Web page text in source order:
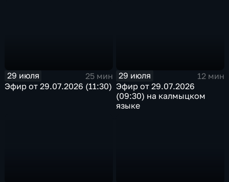
29 июля
25 мин
Эфир от 29.07.2026 (11:30)
29 июля
12 мин
Эфир от 29.07.2026
(09:30) на калмыцком
языке